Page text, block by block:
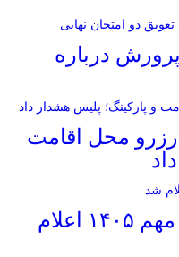
درباره
رزرو محل اقامت
زمان برگزاری امتحانات مهم ۱۴۰۵ اعلام